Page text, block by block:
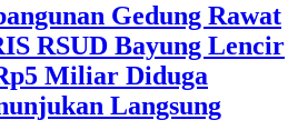
Gedung Rawat
RSUD Bayung Lencir
Miliar Diduga
Langsung